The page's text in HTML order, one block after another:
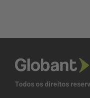
Todos os direitos